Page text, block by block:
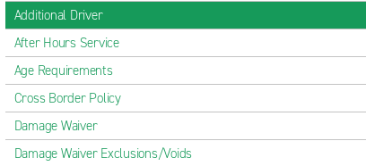
Additional Driver
After Hours Service
Age Requirements
Cross Border Policy
Damage Waiver
Damage Waiver Exclusions/Voids